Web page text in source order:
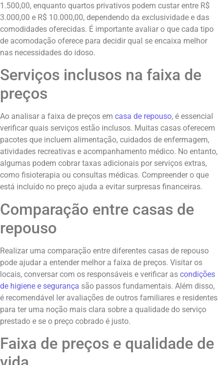
1.500,00, enquanto quartos privativos podem custar entre R$
3.000,00 e R$ 10.000,00, dependendo da exclusividade e das
comodidades oferecidas. É importante avaliar o que cada tipo
de acomodação oferece para decidir qual se encaixa melhor
nas necessidades do idoso.
Serviços inclusos na faixa de
preços
Ao analisar a faixa de preços em casa de repouso, é essencial
verificar quais serviços estão inclusos. Muitas casas oferecem
pacotes que incluem alimentação, cuidados de enfermagem,
atividades recreativas e acompanhamento médico. No entanto,
algumas podem cobrar taxas adicionais por serviços extras,
como fisioterapia ou consultas médicas. Compreender o que
está incluído no preço ajuda a evitar surpresas financeiras.
Comparação entre casas de
repouso
Realizar uma comparação entre diferentes casas de repouso
pode ajudar a entender melhor a faixa de preços. Visitar os
locais, conversar com os responsáveis e verificar as condições
de higiene e segurança são passos fundamentais. Além disso,
é recomendável ler avaliações de outros familiares e residentes
para ter uma noção mais clara sobre a qualidade do serviço
prestado e se o preço cobrado é justo.
Faixa de preços e qualidade de